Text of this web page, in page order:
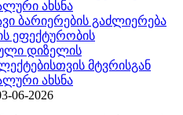
ბარიერების გაძლიერება
ეფექტურობის
დიზელის
მტვრისგან
ახსნა
06-2026